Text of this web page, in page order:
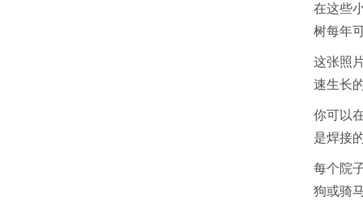
在这些
树每年
这张照
速生长
你可以
是焊接
每个院
狗或骑